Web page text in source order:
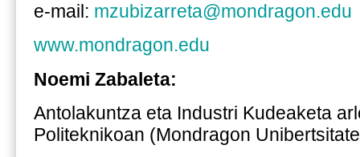
e-mail: mzubizarreta@mondragon.edu
www.mondragon.edu
Noemi Zabaleta:
Antolakuntza eta Industri Kudeaketa
Politeknikoan (Mondragon